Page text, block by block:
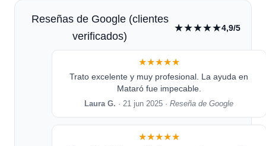
Reseñas de Google (clientes
verificados)
★★★★★4,9/5
★★★★★
Trato excelente y muy profesional. La ayuda en
Mataró fue impecable.
Laura G. · 21 jun 2025 ·Reseña de Google
★★★★★